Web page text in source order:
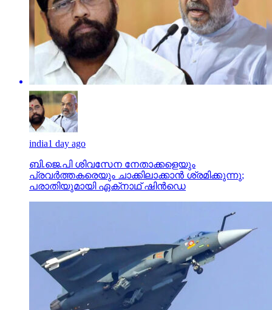
india1 day ago
ബി.ജെ.പി ശിവസേന നേതാക്കളെയും
പ്രവര്‍ത്തകരെയും ചാക്കിലാക്കാന്‍ ശ്രമിക്കുന്നു;
പരാതിയുമായി ഏക്‌നാഥ് ഷിന്‍ഡെ